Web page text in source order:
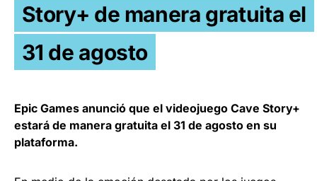
Story+ de manera gratuita el
31 de agosto
Epic Games anunció que el videojuego Cave Story+
estará de manera gratuita el 31 de agosto en su
plataforma.